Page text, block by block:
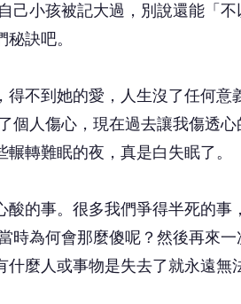
己小孩被記大過，別說還能「不
訣吧。
不到她的愛，人生沒了任何意
個人傷心，現在過去讓我傷透心
轉難眠的夜，真是白失眠了。
的事。很多我們爭得半死的事
時為何會那麼傻呢？然後再來一
麼人或事物是失去了就永遠無